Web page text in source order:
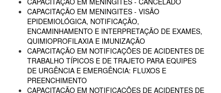
CAPACITAÇÃO EM MENINGITES - VISÃO
EPIDEMIOLÓGICA, NOTIFICAÇÃO,
ENCAMINHAMENTO E INTERPRETAÇÃO DE EXAMES,
QUIMIOPROFILAXIA E IMUNIZAÇÃO
CAPACITAÇÃO EM NOTIFICAÇÕES DE ACIDENTES DE
TRABALHO TÍPICOS E DE TRAJETO PARA EQUIPES
DE URGÊNCIA E EMERGÊNCIA: FLUXOS E
PREENCHIMENTO
CAPACITAÇÃO EM NOTIFICAÇÕES DE ACIDENTES DE